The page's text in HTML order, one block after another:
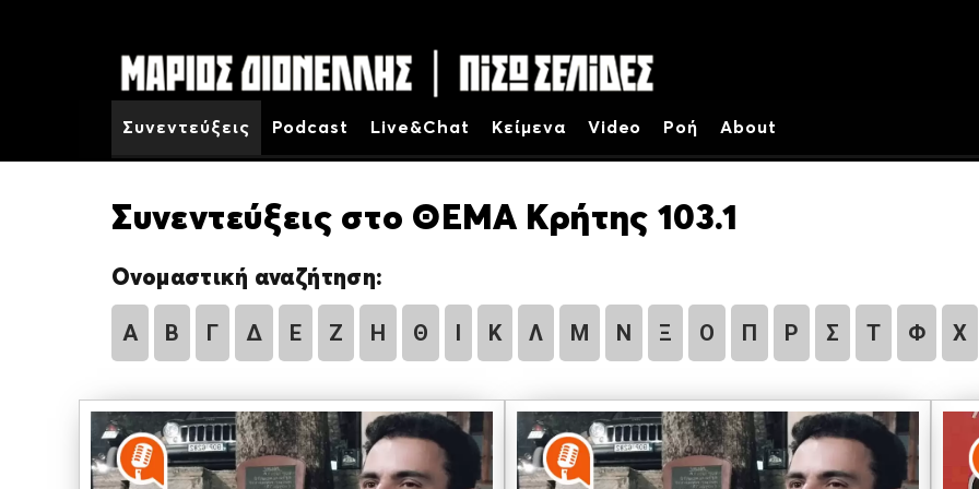
Συνεντεύξεις Podcast Live&Chat Κείμενα Video Ροή About
Συνεντεύξεις στο ΘΕΜΑ Κρήτης 103.1
Ονομαστική αναζήτηση:
Α Β Γ Δ Ε Ζ Η Θ Ι Κ Λ Μ Ν Ξ Ο Π Ρ Σ Τ Φ Χ